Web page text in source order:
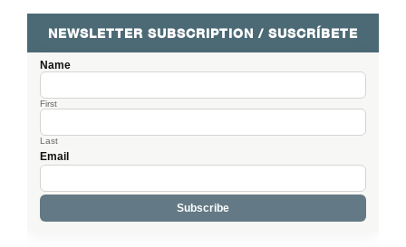
NEWSLETTER SUBSCRIPTION / SUSCRÍBETE
Name
First
Last
Email